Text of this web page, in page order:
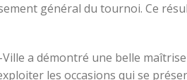
général du tournoi. Ce
a démontré une belle
les occasions qui se